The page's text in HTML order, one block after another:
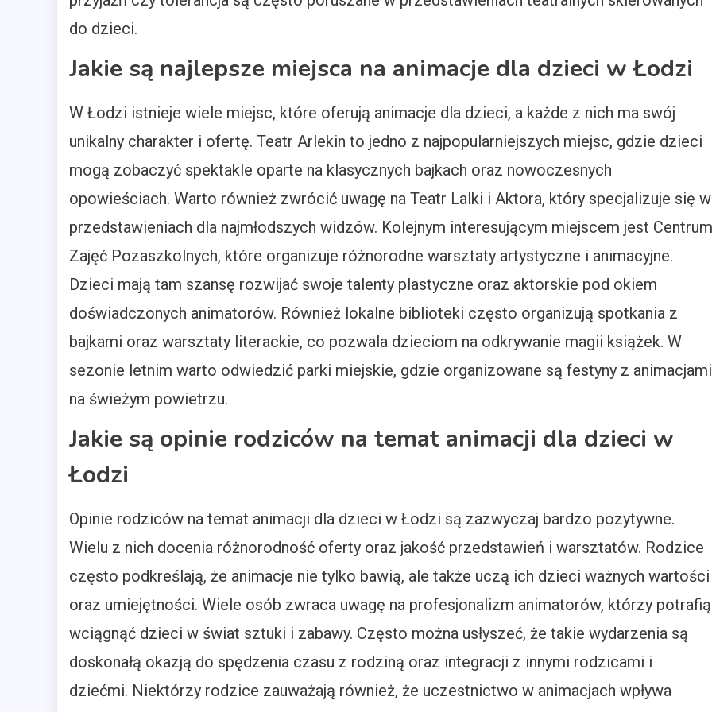
do dzieci.
Jakie są najlepsze miejsca na animacje dla dzieci w Łodzi
W Łodzi istnieje wiele miejsc, które oferują animacje dla dzieci, a każde z nich ma swój
unikalny charakter i ofertę. Teatr Arlekin to jedno z najpopularniejszych miejsc, gdzie dzieci
mogą zobaczyć spektakle oparte na klasycznych bajkach oraz nowoczesnych
opowieściach. Warto również zwrócić uwagę na Teatr Lalki i Aktora, który specjalizuje się w
przedstawieniach dla najmłodszych widzów. Kolejnym interesującym miejscem jest Centrum
Zajęć Pozaszkolnych, które organizuje różnorodne warsztaty artystyczne i animacyjne.
Dzieci mają tam szansę rozwijać swoje talenty plastyczne oraz aktorskie pod okiem
doświadczonych animatorów. Również lokalne biblioteki często organizują spotkania z
bajkami oraz warsztaty literackie, co pozwala dzieciom na odkrywanie magii książek. W
sezonie letnim warto odwiedzić parki miejskie, gdzie organizowane są festyny z animacjami
na świeżym powietrzu.
Jakie są opinie rodziców na temat animacji dla dzieci w
Łodzi
Opinie rodziców na temat animacji dla dzieci w Łodzi są zazwyczaj bardzo pozytywne.
Wielu z nich docenia różnorodność oferty oraz jakość przedstawień i warsztatów. Rodzice
często podkreślają, że animacje nie tylko bawią, ale także uczą ich dzieci ważnych wartości
oraz umiejętności. Wiele osób zwraca uwagę na profesjonalizm animatorów, którzy potrafią
wciągnąć dzieci w świat sztuki i zabawy. Często można usłyszeć, że takie wydarzenia są
doskonałą okazją do spędzenia czasu z rodziną oraz integracji z innymi rodzicami i
dziećmi. Niektórzy rodzice zauważają również, że uczestnictwo w animacjach wpływa